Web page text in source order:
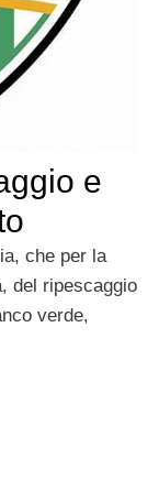
e
che per la
del ripescaggio
verde,